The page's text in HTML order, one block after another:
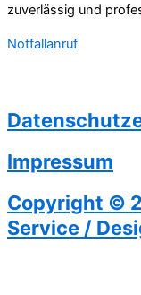
zuverlässig und
Notfallanruf
Impressum
Copyright ©
Service /